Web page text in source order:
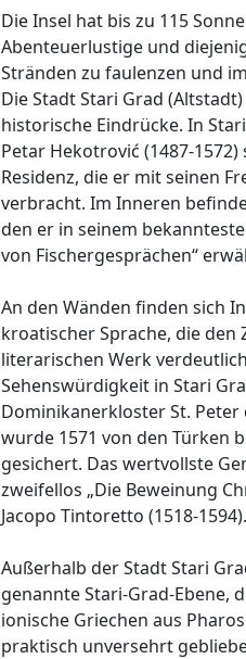
Die Insel hat bis zu 115
Abenteuerlustige und
Stränden zu faulenzen und
Die Stadt Stari Grad
historische Eindrücke. In
Petar Hekotrović (1487-
Residenz, die er mit seinen
verbracht. Im Inneren
den er in seinem
von Fischergesprächen“
An den Wänden finden sich
kroatischer Sprache, die
literarischen Werk
Sehenswürdigkeit in Stari
Dominikanerkloster St. Peter
wurde 1571 von den Türken
gesichert. Das wertvollste
zweifellos „Die Beweinung
Jacopo Tintoretto (1518-1594).
Außerhalb der Stadt Stari
genannte Stari-Grad-Ebene,
ionische Griechen aus
praktisch unversehrt